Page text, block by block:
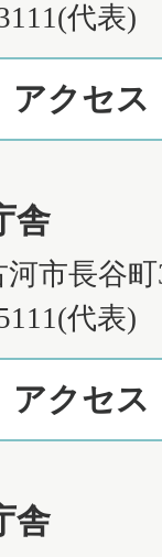
代表)
アクセス
舎
市長谷
代表)
アクセス
舎